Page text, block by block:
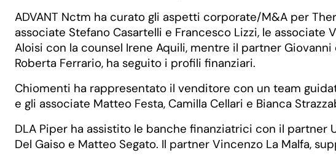
ADVANT Nctm ha curato gli aspetti corporate/M&A per
associate Stefano Casartelli e Francesco Lizzi, le
Aloisi con la counsel Irene Aquili, mentre il partner
Roberta Ferrario, ha seguito i profili finanziari.
Chiomenti ha rappresentato il venditore con un team
e gli associate Matteo Festa, Camilla Cellari e Bianca
DLA Piper ha assistito le banche finanziatrici con il partner
Del Gaiso e Matteo Segato. Il partner Vincenzo La Malfa,